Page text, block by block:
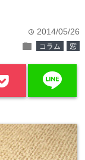
time 2014/05/26
folder コラム 窓
line